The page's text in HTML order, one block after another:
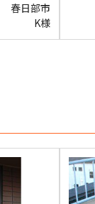
春日部市
K様